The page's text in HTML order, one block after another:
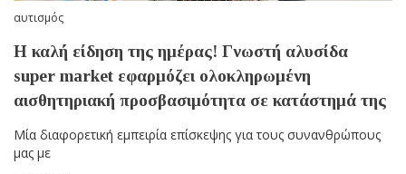
αυτισμός
Η καλή είδηση της ημέρας! Γνωστή αλυσίδα
super market εφαρμόζει ολοκληρωμένη
αισθητηριακή προσβασιμότητα σε κατάστημά της
Μία διαφορετική εμπειρία επίσκεψης για τους συνανθρώπους
μας με